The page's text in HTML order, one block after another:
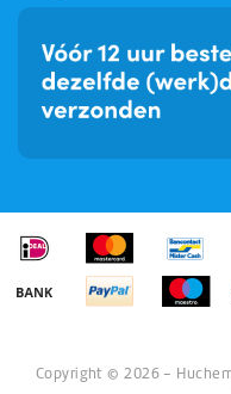
Copyright © 2026 -